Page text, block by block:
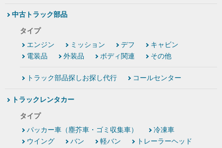
中古トラック部品
タイプ
エンジン
ミッション デフ
キャビン
電装品
外装品 ボディ関連 その他
トラック部品探しお探し代行 コールセンター
トラックレンタカー
タイプ
パッカー車（塵芥車・ゴミ収集車）
冷凍車
ウイング
バン 軽バン
トレーラーヘッド